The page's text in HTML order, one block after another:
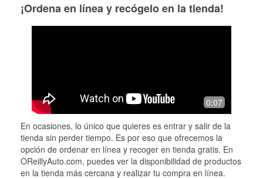
¡Ordena en línea y recógelo en la tienda!
0:07
En ocasiones, lo único que quieres es entrar y salir de la
tienda sin perder tiempo. Es por eso que ofrecemos la
opción de ordenar en línea y recoger en tienda gratis. En
OReillyAuto.com, puedes ver la disponibilidad de productos
en la tienda más cercana y realizar tu compra en línea.